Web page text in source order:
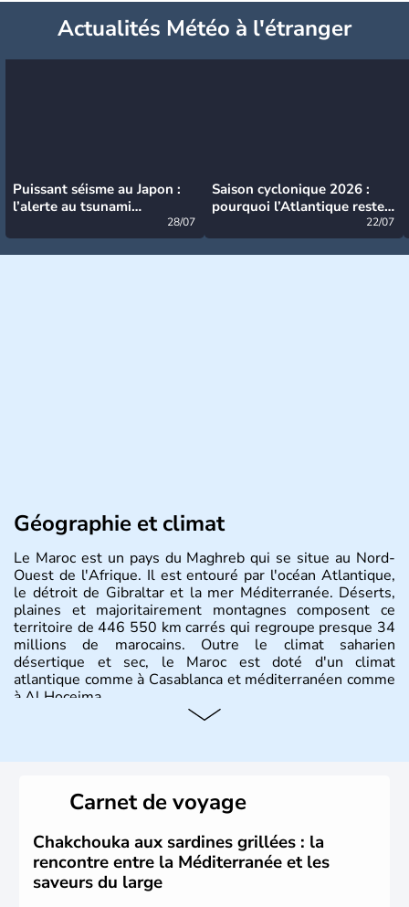
Actualités Météo à l'étranger
Puissant séisme au Japon :
l’alerte au tsunami
28/07
Saison cyclonique 2026 :
pourquoi l’Atlantique reste
22/07
Géographie et climat
Le Maroc est un pays du Maghreb qui se situe au Nord-
Ouest de l'Afrique. Il est entouré par l'océan Atlantique,
le détroit de Gibraltar et la mer Méditerranée. Déserts,
plaines et majoritairement montagnes composent ce
territoire de 446 550 km carrés qui regroupe presque 34
millions de marocains. Outre le climat saharien
désertique et sec, le Maroc est doté d'un climat
atlantique comme à Casablanca et méditerranéen comme
à Al Hoceima.
commerçants phéniciens à partir du XIe siècle avant J.C.
Les arabes arrivent au Maroc en 649 et convertissent les
Berbères à l'Islam. Cette monarchie constitutionnelle est
aujourd'hui le seul pays africain à ne pas faire parti de
l'Union Africaine, mais tente depuis 1987 d'accéder à
l'Union Européenne.
Carnet de voyage
Chakchouka aux sardines grillées : la
rencontre entre la Méditerranée et les
saveurs du large